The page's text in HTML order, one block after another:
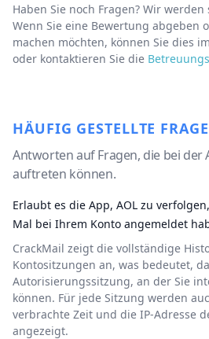
Haben Sie noch Fragen? Wir
Wenn Sie eine Bewertung abgeben
machen möchten, können Sie dies im
oder kontaktieren Sie die
HÄUFIG GESTELLTE
Antworten auf Fragen, die bei
auftreten können.
Erlaubt es die App, AOL zu
Mal bei Ihrem Konto angemeldet
CrackMail zeigt die vollständige
Kontositzungen an, was bedeutet,
Autorisierungssitzung, an der Sie
können. Für jede Sitzung werden
verbrachte Zeit und die IP-Adresse
angezeigt.